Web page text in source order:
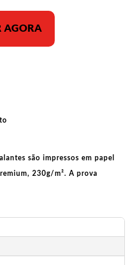
AGORA
são impressos em papel
230g/m². A prova